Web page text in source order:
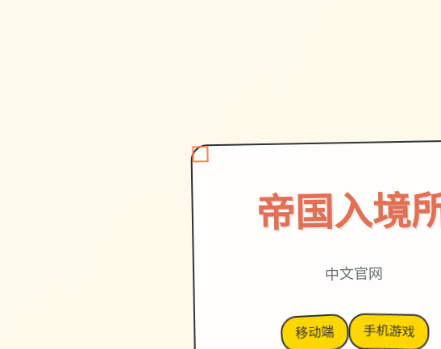
帝国入境
中文官网
移动端 手机游戏